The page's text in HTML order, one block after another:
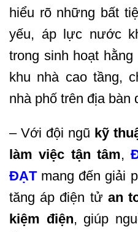
hiểu rõ những bất
yếu, áp lực nước
trong sinh hoạt
khu nhà cao tầng,
nhà phố trên địa bàn
– Với đội ngũ kỹ
làm việc tận tâm,
ĐẠTmang đến giải
tăng áp điện tử an
kiệm điện, giúp